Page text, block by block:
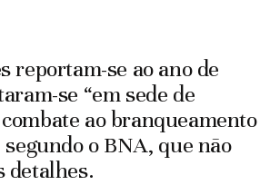
reportam-se ao ano de
se “em sede de
ao branqueamento
o BNA, que não
detalhes.